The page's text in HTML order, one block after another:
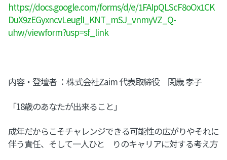
https://docs.google.com/forms/d/e/1FAIpQLScF8oOx1CK
DuX9zEGyxncvLeuglI_KNT_mSJ_vnmyVZ_Q-
uhw/viewform?usp=sf_link
内容・登壇者 ：株式会社Zaim 代表取締役 閑歳 孝子
「18歳のあなたが出来ること」
成年だからこそチャレンジできる可能性の広がりやそれに
伴う責任、そして一人ひと りのキャリアに対する考え方